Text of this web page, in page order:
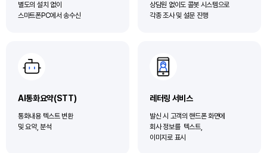
별도의 설치 없이
스마트폰PC에서 송수신
상담원 없이도 콜봇 시스템으로
각종 조사 및 설문 진행
AI통화요약(STT)
통화내용 텍스트 변환
및 요약, 분석
레터링 서비스
발신 시 고객의 핸드폰 화면에
회사 정보를 텍스트,
이미지로 표시